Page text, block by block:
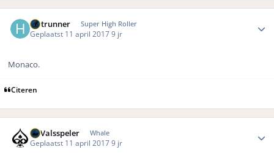
Hotrunner Super High Roller
Geplaatst 11 april 20179 jr
Monaco.
Citeren
DeValsspeler Whale
Geplaatst 11 april 20179 jr